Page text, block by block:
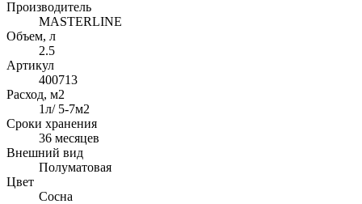
Производитель
MASTERLINE
Объем, л
2.5
Артикул
400713
Расход, м2
1л/ 5-7м2
Сроки хранения
36 месяцев
Внешний вид
Полуматовая
Цвет
Сосна